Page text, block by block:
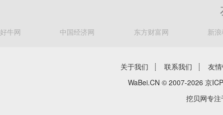
好牛网 中国经济网 东方财富网 新
关于我们 ┊ 联系我们 ┊
友
WaBei.CN © 2007-2026 京
挖贝网专